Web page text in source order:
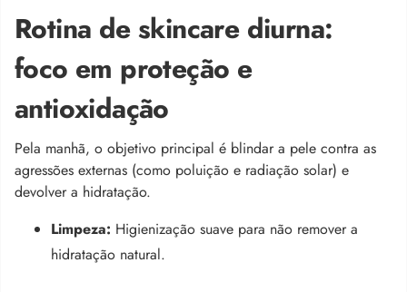
Rotina de skincare diurna:
foco em proteção e
antioxidação
Pela manhã, o objetivo principal é blindar a pele contra as
agressões externas (como poluição e radiação solar) e
devolver a hidratação.
Limpeza: Higienização suave para não remover a
hidratação natural.